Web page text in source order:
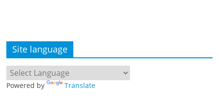
Site language
Powered by Translate